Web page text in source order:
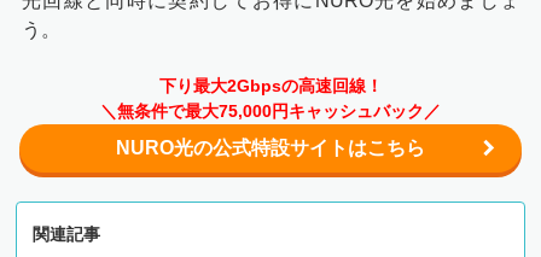
う。
下り最大2Gbpsの高速回線！
＼無条件で最大75,000円キャッシュバック／
NURO光の公式特設サイトはこちら
関連記事